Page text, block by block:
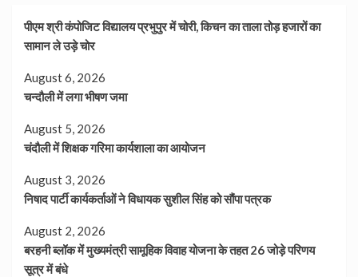
पीएम श्री कंपोजिट विद्यालय प्रभुपुर में चोरी, किचन का ताला तोड़ हजारों का
सामान ले उड़े चोर
August 6, 2026
चन्दौली में लगा भीषण जमा
August 5, 2026
चंदौली में शिक्षक गरिमा कार्यशाला का आयोजन
August 3, 2026
निषाद पार्टी कार्यकर्ताओं ने विधायक सुशील सिंह को सौंपा पत्रक
August 2, 2026
बरहनी ब्लॉक में मुख्यमंत्री सामूहिक विवाह योजना के तहत 26 जोड़े परिणय
सूत्र में बंधे